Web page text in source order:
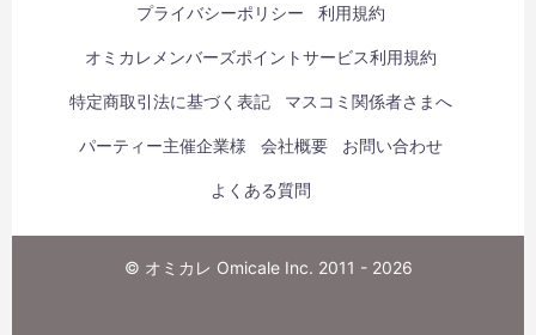
プライバシーポリシー 利用規約
オミカレメンバーズポイントサービス利用規約
特定商取引法に基づく表記 マスコミ関係者さまへ
パーティー主催企業様 会社概要 お問い合わせ
よくある質問
© オミカレ Omicale Inc. 2011 - 2026